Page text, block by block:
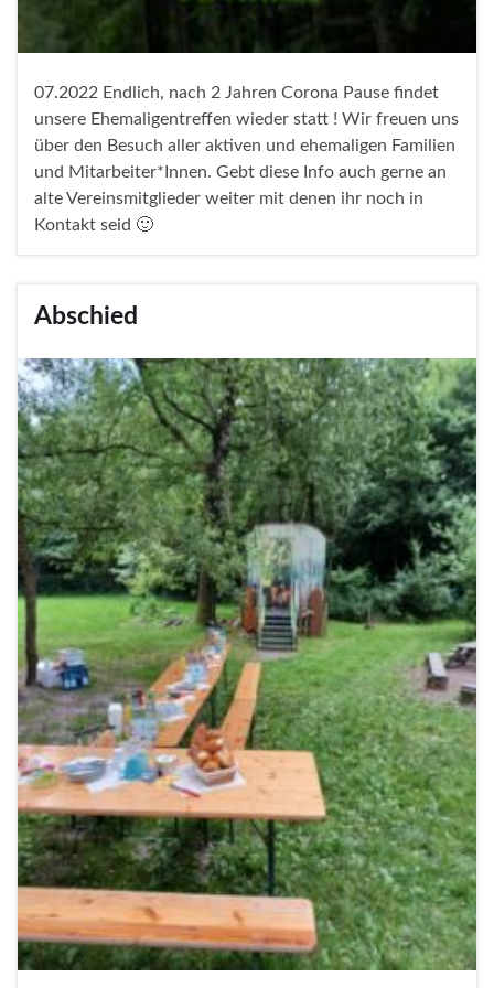
07.2022 Endlich, nach 2 Jahren Corona Pause findet
unsere Ehemaligentreffen wieder statt ! Wir freuen uns
über den Besuch aller aktiven und ehemaligen Familien
und Mitarbeiter*Innen. Gebt diese Info auch gerne an
alte Vereinsmitglieder weiter mit denen ihr noch in
Kontakt seid 🙂
Abschied